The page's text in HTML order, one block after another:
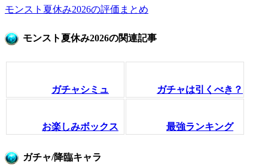
モンスト夏休み2026の評価まとめ
モンスト夏休み2026の関連記事
ガチャシミュ ガチャは引くべき？
お楽しみボックス 最強ランキング
ガチャ/降臨キャラ